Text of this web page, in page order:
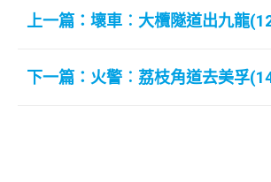
上一篇：壞車︰大欖隧道出九龍
下一篇：火警︰荔枝角道去美孚